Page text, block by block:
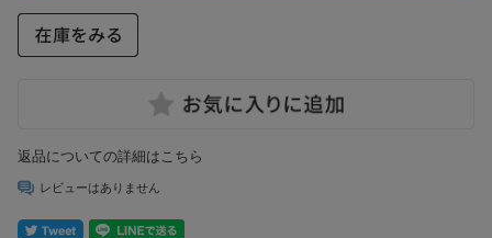
返品についての詳細はこちら
レビューはありません